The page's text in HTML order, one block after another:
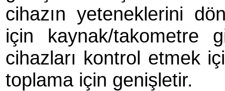
cihazın yeteneklerini
için kaynak/takometre
cihazları kontrol etmek
toplama için genişletir.